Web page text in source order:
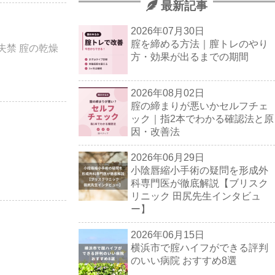
禁 腟の乾燥
最新記事
2026年07月30日
腟を締める方法｜膣トレのやり
方・効果が出るまでの期間
2026年08月02日
腟の締まりが悪いかセルフチェ
ック｜指2本でわかる確認法と原
因・改善法
2026年06月29日
小陰唇縮小手術の疑問を形成外
科専門医が徹底解説【ブリスク
リニック 田尻先生インタビュ
ー】
2026年06月15日
横浜市で腟ハイフができる評判
のいい病院 おすすめ8選